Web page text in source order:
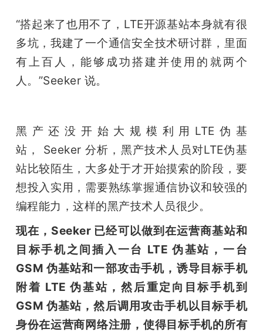
“搭起来了也用不了，LTE开源基站本身就有很
多坑，我建了一个通信安全技术研讨群，里面
有上百人，能够成功搭建并使用的就两个
人。”Seeker 说。
黑产还没开始大规模利用LTE伪基
站， Seeker 分析，黑产技术人员对LTE伪基
站比较陌生，大多处于才开始摸索的阶段，要
想投入实用，需要熟练掌握通信协议和较强的
编程能力，这样的黑产技术人员很少。
现在，Seeker 已经可以做到在运营商基站和
目标手机之间插入一台 LTE 伪基站，一台
GSM 伪基站和一部攻击手机，诱导目标手机
附着 LTE 伪基站，然后重定向目标手机到
GSM 伪基站，然后调用攻击手机以目标手机
身份在运营商网络注册，使得目标手机的所有